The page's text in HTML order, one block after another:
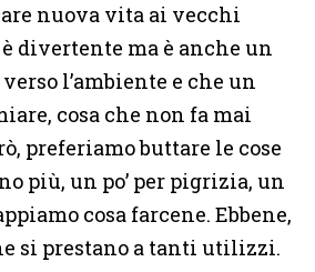
nuova vita ai vecchi
divertente ma è anche un
l’ambiente e che un
cosa che non fa mai
preferiamo buttare le cose
più, un po’ per pigrizia, un
cosa farcene. Ebbene,
si prestano a tanti utilizzi.